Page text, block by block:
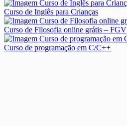
Curso de Inglês para Crianças
Curso de Filosofia online grátis – FGV
Curso de programação em C/C++